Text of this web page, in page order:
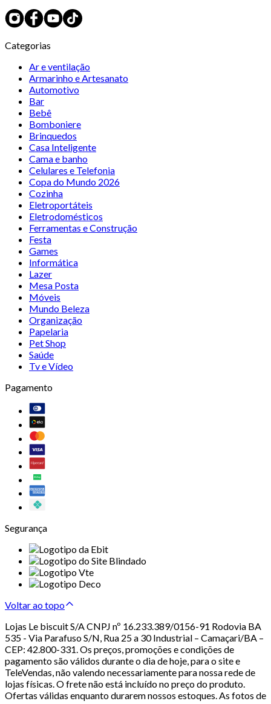
Categorias
Ar e ventilação
Armarinho e Artesanato
Automotivo
Bar
Bebê
Bomboniere
Brinquedos
Casa Inteligente
Cama e banho
Celulares e Telefonia
Copa do Mundo 2026
Cozinha
Eletroportáteis
Eletrodomésticos
Ferramentas e Construção
Festa
Games
Informática
Lazer
Mesa Posta
Móveis
Mundo Beleza
Organização
Papelaria
Pet Shop
Saúde
Tv e Vídeo
Pagamento
Segurança
Voltar ao topo
Lojas Le biscuit S/A CNPJ nº 16.233.389/0156-91 Rodovia BA
535 - Via Parafuso S/N, Rua 25 a 30 Industrial – Camaçari/BA –
CEP: 42.800-331. Os preços, promoções e condições de
pagamento são válidos durante o dia de hoje, para o site e
TeleVendas, não valendo necessariamente para nossa rede de
lojas físicas. O frete não está incluído no preço do produto.
Ofertas válidas enquanto durarem nossos estoques. As fotos de